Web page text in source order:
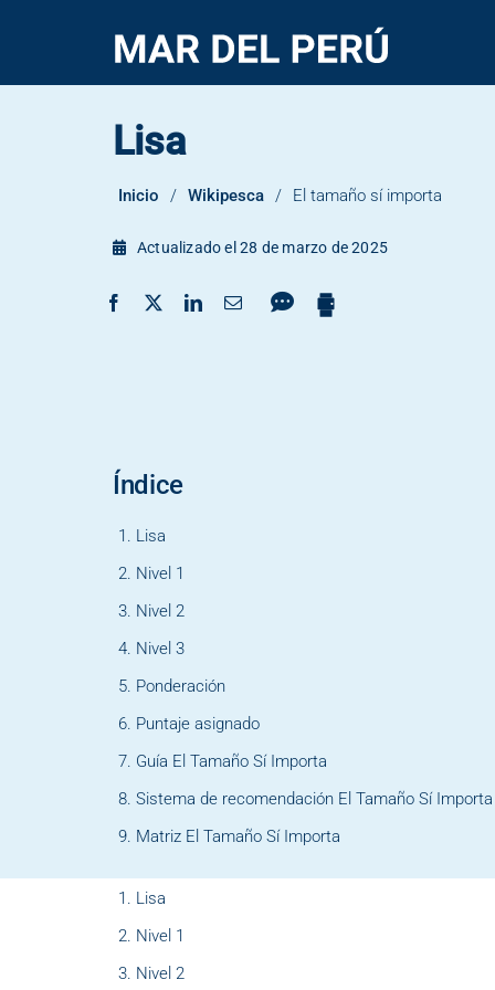
Cojinova
Lisa
Inicio / Wikipesca / El tamaño sí importa
Actualizado el 28 de marzo de 2025
Índice
Lisa
Nivel 1
Nivel 2
Nivel 3
Ponderación
Puntaje asignado
Guía El Tamaño Sí Importa
Sistema de recomendación El Tamaño Sí Importa
Matriz El Tamaño Sí Importa
Lisa
Nivel 1
Nivel 2